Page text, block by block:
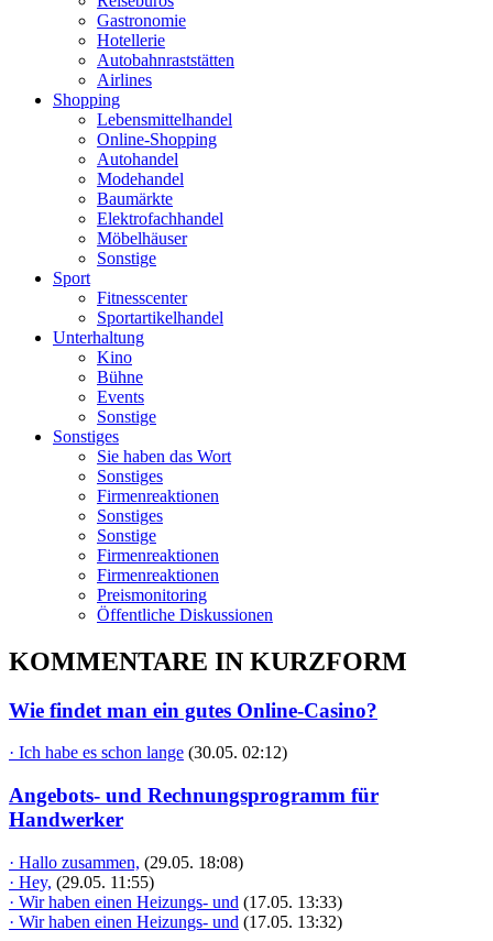
Gastronomie
Hotellerie
Autobahnraststätten
Airlines
Shopping
Lebensmittelhandel
Online-Shopping
Autohandel
Modehandel
Baumärkte
Elektrofachhandel
Möbelhäuser
Sonstige
Sport
Fitnesscenter
Sportartikelhandel
Unterhaltung
Kino
Bühne
Events
Sonstige
Sonstiges
Sie haben das Wort
Sonstiges
Firmenreaktionen
Sonstiges
Sonstige
Firmenreaktionen
Firmenreaktionen
Preismonitoring
Öffentliche Diskussionen
KOMMENTARE IN KURZFORM
Wie findet man ein gutes Online-Casino?
· Ich habe es schon lange (30.05. 02:12)
Angebots- und Rechnungsprogramm für
Handwerker
· Hallo zusammen, (29.05. 18:08)
· Hey, (29.05. 11:55)
· Wir haben einen Heizungs- und (17.05. 13:33)
· Wir haben einen Heizungs- und (17.05. 13:32)